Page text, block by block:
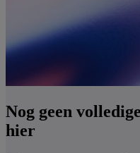
Nog geen
hier